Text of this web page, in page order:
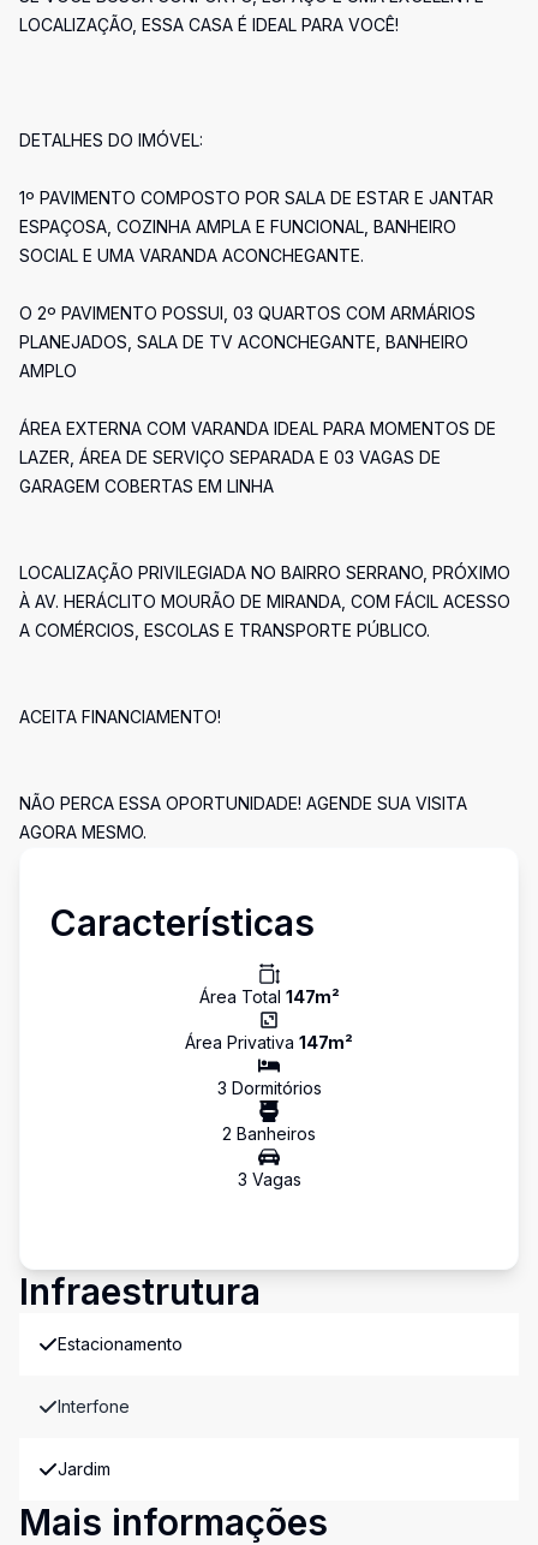
LOCALIZAÇÃO, ESSA CASA É IDEAL PARA VOCÊ!
DETALHES DO IMÓVEL:
1º PAVIMENTO COMPOSTO POR SALA DE ESTAR E JANTAR
ESPAÇOSA, COZINHA AMPLA E FUNCIONAL, BANHEIRO
SOCIAL E UMA VARANDA ACONCHEGANTE.
O 2º PAVIMENTO POSSUI, 03 QUARTOS COM ARMÁRIOS
PLANEJADOS, SALA DE TV ACONCHEGANTE, BANHEIRO
AMPLO
ÁREA EXTERNA COM VARANDA IDEAL PARA MOMENTOS DE
LAZER, ÁREA DE SERVIÇO SEPARADA E 03 VAGAS DE
GARAGEM COBERTAS EM LINHA
LOCALIZAÇÃO PRIVILEGIADA NO BAIRRO SERRANO, PRÓXIMO
À AV. HERÁCLITO MOURÃO DE MIRANDA, COM FÁCIL ACESSO
A COMÉRCIOS, ESCOLAS E TRANSPORTE PÚBLICO.
ACEITA FINANCIAMENTO!
NÃO PERCA ESSA OPORTUNIDADE! AGENDE SUA VISITA
AGORA MESMO.
Características
Área Total 147m²
Área Privativa 147m²
3 Dormitórios
2 Banheiros
3 Vagas
Infraestrutura
Estacionamento
Interfone
Jardim
Mais informações